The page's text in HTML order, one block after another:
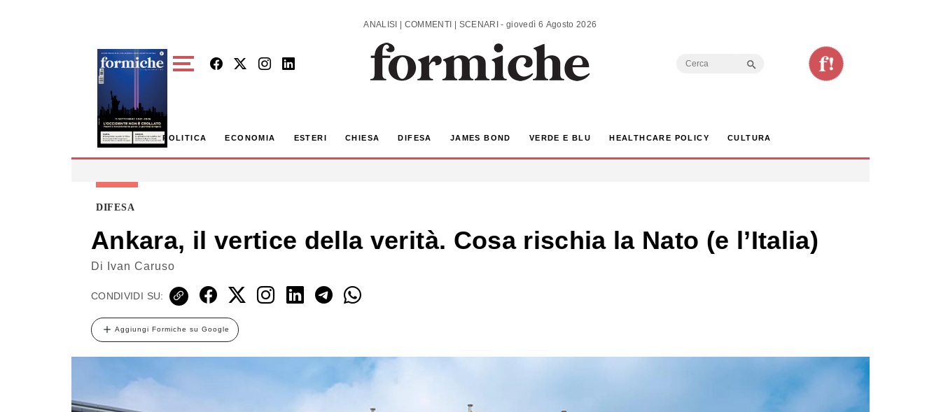
ANALISI | COMMENTI | SCENARI - giovedì 6 Agosto 2026
Search
POLITICA ECONOMIA ESTERI CHIESA DIFESA JAMES BOND VERDE E BLU HEALTHCARE POLICY CULTURA
DIFESA
Ankara, il vertice della verità. Cosa rischia la Nato (e l’Italia)
Di Ivan Caruso
CONDIVIDI SU:
Aggiungi Formiche su Google